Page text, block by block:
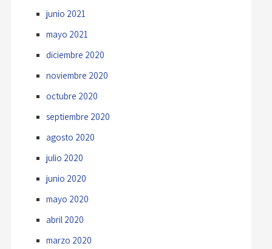
junio 2021
mayo 2021
diciembre 2020
noviembre 2020
octubre 2020
septiembre 2020
agosto 2020
julio 2020
junio 2020
mayo 2020
abril 2020
marzo 2020